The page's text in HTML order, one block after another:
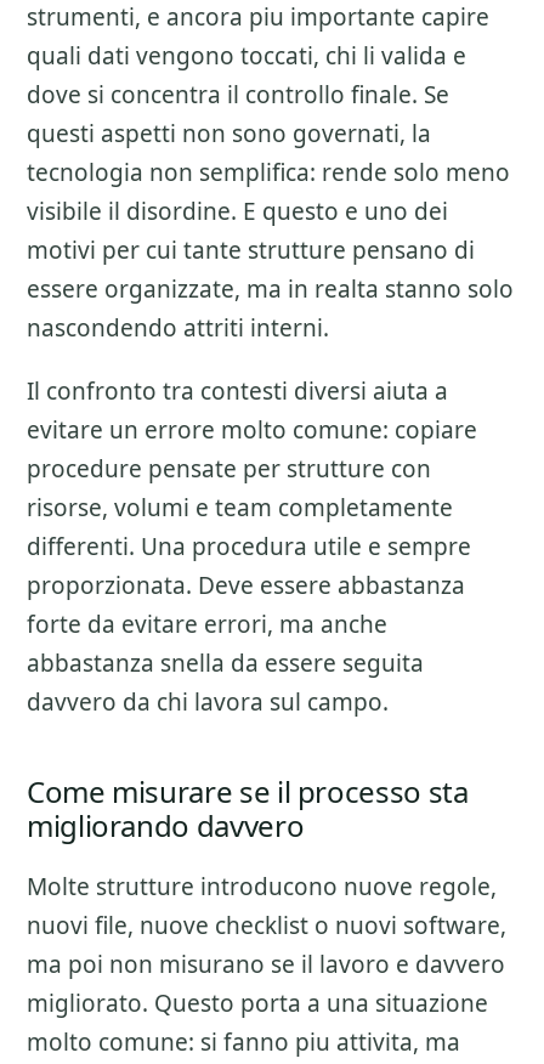
strumenti, e ancora piu importante capire
quali dati vengono toccati, chi li valida e
dove si concentra il controllo finale. Se
questi aspetti non sono governati, la
tecnologia non semplifica: rende solo meno
visibile il disordine. E questo e uno dei
motivi per cui tante strutture pensano di
essere organizzate, ma in realta stanno solo
nascondendo attriti interni.
Il confronto tra contesti diversi aiuta a
evitare un errore molto comune: copiare
procedure pensate per strutture con
risorse, volumi e team completamente
differenti. Una procedura utile e sempre
proporzionata. Deve essere abbastanza
forte da evitare errori, ma anche
abbastanza snella da essere seguita
davvero da chi lavora sul campo.
Come misurare se il processo sta
migliorando davvero
Molte strutture introducono nuove regole,
nuovi file, nuove checklist o nuovi software,
ma poi non misurano se il lavoro e davvero
migliorato. Questo porta a una situazione
molto comune: si fanno piu attivita, ma